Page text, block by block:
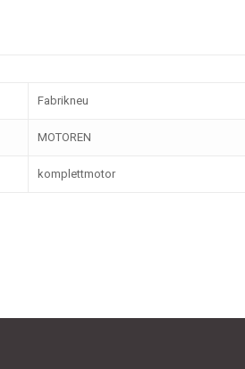
Fabrikneu
MOTOREN
komplettmotor